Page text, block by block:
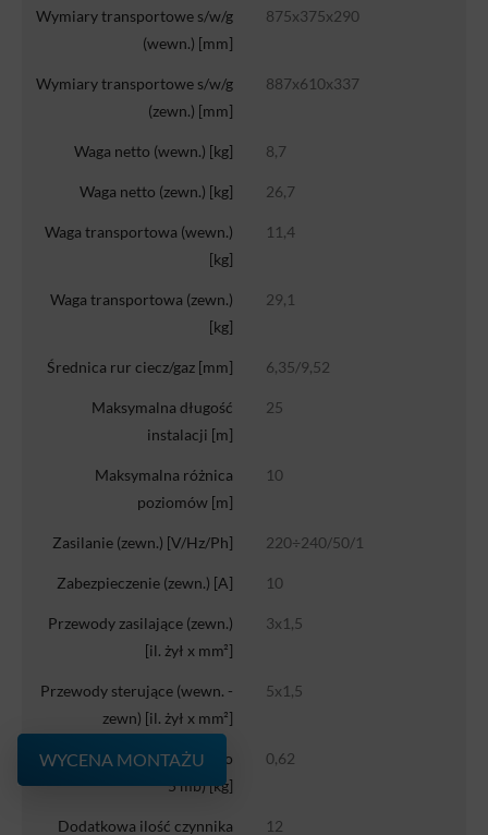
Wymiary transportowe s/w/g
(wewn.) [mm]
Wymiary transportowe s/w/g
(zewn.) [mm]
Waga netto (wewn.) [kg]
Waga netto (zewn.) [kg]
Waga transportowa (wewn.)
[kg]
Waga transportowa (zewn.)
[kg]
Średnica rur ciecz/gaz [mm]
Maksymalna długość
instalacji [m]
Maksymalna różnica
poziomów [m]
Zasilanie (zewn.) [V/Hz/Ph]
Zabezpieczenie (zewn.) [A]
Przewody zasilające (zewn.)
[il. żył x mm²]
Przewody sterujące (wewn. -
zewn) [il. żył x mm²]
Fabryczna ilość czynnika (do
5 mb) [kg]
Dodatkowa ilość czynnika
875x375x290
887x610x337
8,7
26,7
11,4
29,1
6,35/9,52
25
10
220÷240/50/1
10
3x1,5
5x1,5
0,62
12
WYCENA MONTAŻU